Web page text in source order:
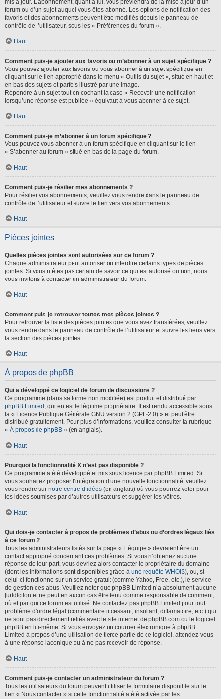
mis à jour. L’abonnement, quant à lui, vous préviendra de la mise à jour d’un
forum ou d’un sujet auquel vous êtes abonné. Les options de notification des
favoris et des abonnements peuvent être modifiés depuis le panneau de
contrôle de l’utilisateur, sous les « Préférences du forum ».
Haut
Comment puis-je ajouter aux favoris ou m’abonner à un sujet spécifique ?
Vous pouvez ajouter aux favoris ou vous abonner à un sujet spécifique en
cliquant sur le lien approprié dans le menu « Outils du sujet », situé en haut et
en bas des sujets et parfois illustré par une image.
Répondre à un sujet tout en cochant la case « Recevoir une notification
lorsqu’une réponse est publiée » équivaut à vous abonner à ce sujet.
Haut
Comment puis-je m’abonner à un forum spécifique ?
Vous pouvez vous abonner à un forum spécifique en cliquant sur le lien
« S’abonner au forum » situé en bas de la page du forum.
Haut
Comment puis-je résilier mes abonnements ?
Pour résilier vos abonnements, veuillez vous rendre dans le panneau de
contrôle de l’utilisateur et suivre le lien vers vos abonnements.
Haut
Pièces jointes
Quelles pièces jointes sont autorisées sur ce forum ?
Chaque administrateur peut autoriser ou interdire certains types de pièces
jointes. Si vous n’êtes pas certain de savoir ce qui est autorisé ou non, nous
vous invitons à contacter un administrateur du forum.
Haut
Comment puis-je retrouver toutes mes pièces jointes ?
Pour retrouver la liste des pièces jointes que vous avez transférées, veuillez
vous rendre dans le panneau de contrôle de l’utilisateur et suivre les liens vers
la section des pièces jointes.
Haut
À propos de phpBB
Qui a développé ce logiciel de forum de discussions ?
Ce programme (dans sa forme non modifiée) est produit et distribué par
phpBB Limited , qui en est le légitime propriétaire. Il est rendu accessible sous
la « Licence Publique Générale GNU version 2 (GPL-2.0) » et peut être
distribué gratuitement. Pour plus d’informations, veuillez consulter la rubrique
« À propos de phpBB » (en anglais).
Haut
Pourquoi la fonctionnalité X n’est pas disponible ?
Ce programme a été développé et mis sous licence par phpBB Limited. Si
vous souhaitez proposer l’intégration d’une nouvelle fonctionnalité, veuillez
vous rendre sur notre centre d’idées (en anglais) où vous pourrez voter pour
les idées soumises par d’autres utilisateurs et suggérer les vôtres.
Haut
Qui dois-je contacter à propos de problèmes d’abus ou d’ordres légaux liés
à ce forum ?
Tous les administrateurs listés sur la page « L’équipe » devraient être un
contact approprié concernant ces problèmes. Si vous n’obtenez aucune
réponse de leur part, vous devriez alors contacter le propriétaire du domaine
(dont les informations sont disponibles grâce à une requête WHOIS), ou, si
celui-ci fonctionne sur un service gratuit (comme Yahoo, Free, etc.), le service
de gestion des abus. Veuillez noter que phpBB Limited n’a absolument aucune
juridiction et ne peut en aucun cas être tenu comme responsable de comment,
où et par qui ce forum est utilisé. Ne contactez pas phpBB Limited pour tout
problème d’ordre légal (commentaire incessant, insultant, diffamatoire, etc.) qui
ne sont pas directement reliés avec le site internet de phpBB.com ou le logiciel
phpBB en lui-même. Si vous envoyez un courrier électronique à phpBB
Limited à propos d’une utilisation de tierce partie de ce logiciel, attendez-vous
à une réponse laconique ou à ne pas recevoir de réponse.
Haut
Comment puis-je contacter un administrateur du forum ?
Tous les utilisateurs du forum peuvent utiliser le formulaire disponible sur le
lien « Nous contacter » si cette fonctionnalité a été activée par les